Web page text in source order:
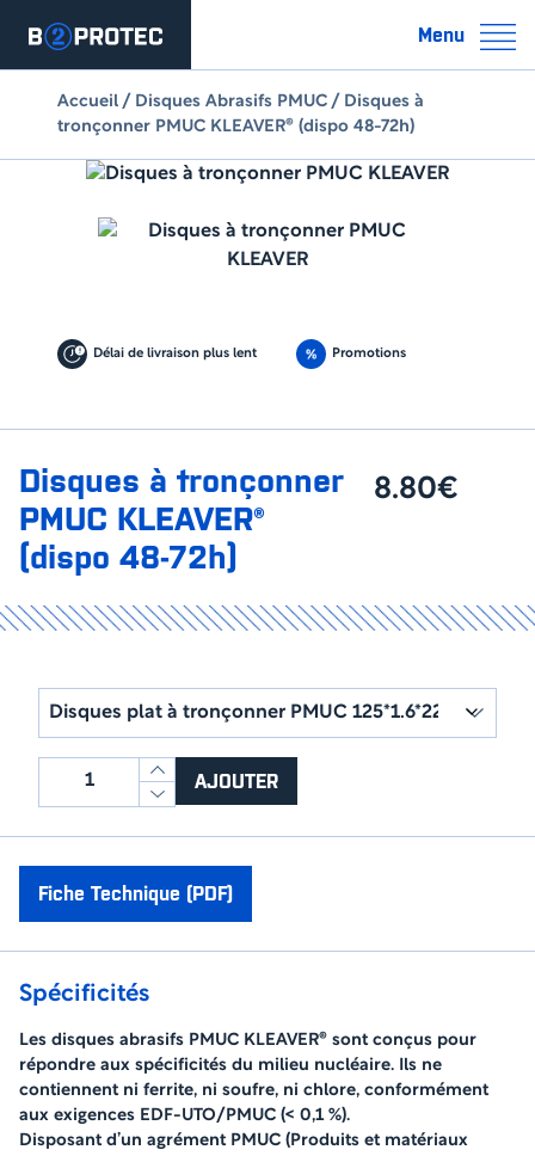
Menu
Accueil / Disques Abrasifs PMUC / Disques à
tronçonner PMUC KLEAVER® (dispo 48-72h)
Délai de livraison plus lent Promotions
Disques à tronçonner
PMUC KLEAVER®
(dispo 48-72h)
8.80€
quantité
tronçonner
48-
72h)
AJOUTER
Fiche Technique (PDF)
Spécificités
Les disques abrasifs PMUC KLEAVER® sont conçus pour
répondre aux spécificités du milieu nucléaire. Ils ne
contiennent ni ferrite, ni soufre, ni chlore, conformément
aux exigences EDF-UTO/PMUC (< 0,1 %).
Disposant d’un agrément PMUC (Produits et matériaux